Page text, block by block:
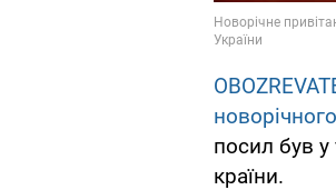
посил був у
країни.